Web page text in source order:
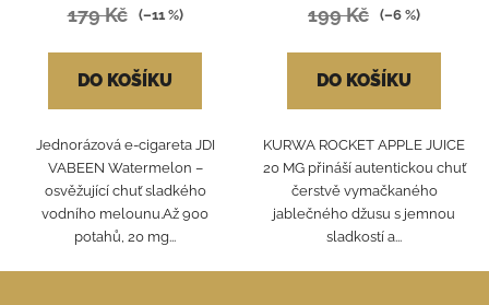
179 Kč (–11 %)
DO KOŠÍKU
Jednorázová e-cigareta JDI
VABEEN Watermelon –
osvěžující chuť sladkého
vodního melounu.Až 900
potahů, 20 mg...
199 Kč (–6 %)
DO KOŠÍKU
KURWA ROCKET APPLE JUICE
20 MG přináší autentickou chuť
čerstvě vymačkaného
jablečného džusu s jemnou
sladkostí a...